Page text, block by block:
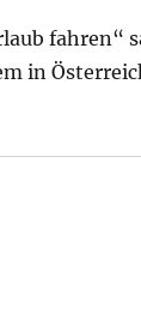
fahren“
in